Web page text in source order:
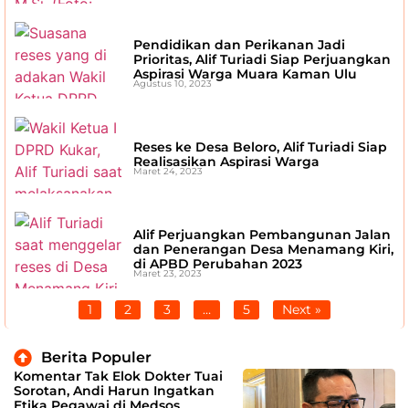
Pendidikan dan Perikanan Jadi
Prioritas, Alif Turiadi Siap Perjuangkan
Aspirasi Warga Muara Kaman Ulu
Agustus 10, 2023
Reses ke Desa Beloro, Alif Turiadi Siap
Realisasikan Aspirasi Warga
Maret 24, 2023
Alif Perjuangkan Pembangunan Jalan
dan Penerangan Desa Menamang Kiri,
di APBD Perubahan 2023
Maret 23, 2023
1 2 3 … 5 Next »
Berita Populer
Komentar Tak Elok Dokter Tuai
Sorotan, Andi Harun Ingatkan